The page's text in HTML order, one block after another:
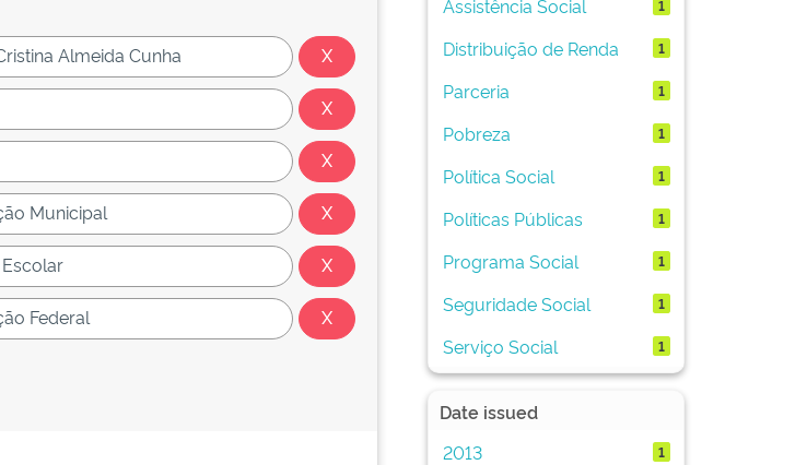
Assistência Social
1
Distribuição de Renda 1
Parceria 1
Pobreza 1
Política Social 1
Políticas Públicas 1
Programa Social 1
Seguridade Social 1
Serviço Social 1
Date issued
2013
1